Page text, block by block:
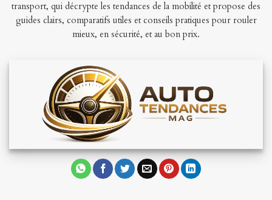
transport, qui décrypte les tendances de la mobilité et propose des
guides clairs, comparatifs utiles et conseils pratiques pour rouler
mieux, en sécurité, et au bon prix.